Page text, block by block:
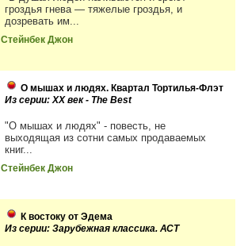
гроздья гнева — тяжелые гроздья, и
дозревать им...
Стейнбек Джон
О мышах и людях. Квартал Тортилья-Флэт
Из серии: XX век - The Best
"О мышах и людях" - повесть, не
выходящая из сотни самых продаваемых
книг...
Стейнбек Джон
К востоку от Эдема
Из серии: Зарубежная классика. АСТ